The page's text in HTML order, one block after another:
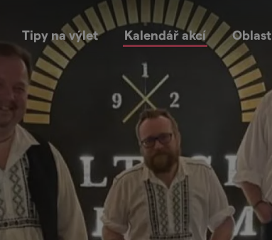
Tipy na výlet Kalendář akcí